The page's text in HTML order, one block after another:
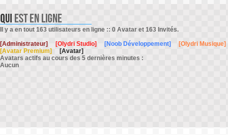
Il y a en tout 163 utilisateurs en ligne :: 0 Avatar et 163 Invités.
[Administrateur]
[Olydri Studio] [Noob Développement]
[Olydri Musique]
[Avatar Premium]
[Avatar]
Avatars actifs au cours des 5 dernières minutes :
Aucun